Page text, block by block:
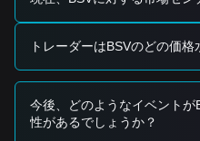
ブレイクアウトした場合、ト
イクアウトエントリーシグ
ます。
リスクシナリオ
• BSV価格が$58.00の閾値を
ストする可能性があります。
買い戦略
トレーダーはBSVのどの価
今後、どのようなイベント
性があるでしょうか？